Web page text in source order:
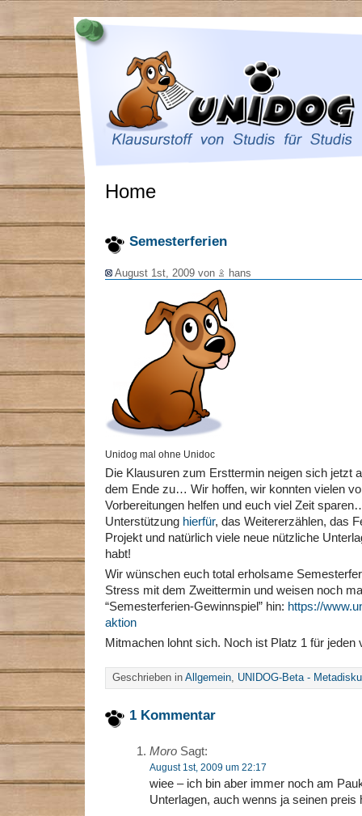
Home
Semesterferien
August 1st, 2009 von hans
Unidog mal ohne Unidoc
Die Klausuren zum Ersttermin neigen sich jetzt
dem Ende zu… Wir hoffen, wir konnten vielen
Vorbereitungen helfen und euch viel Zeit
Unterstützung hierfür, das Weitererzählen, das
Projekt und natürlich viele neue nützliche
habt!
Wir wünschen euch total erholsame
Stress mit dem Zweittermin und weisen noch
“Semesterferien-Gewinnspiel” hin: https://
aktion
Mitmachen lohnt sich. Noch ist Platz 1 für
Geschrieben in Allgemein, UNIDOG-Beta -
1 Kommentar
Moro Sagt:
August 1st, 2009 um 22:17
wiee – ich bin aber immer noch am
Unterlagen, auch wenns ja seinen preis